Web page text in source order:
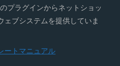
プラグインからネットショッ
ェブシステムを提供していま
ートマニュアル